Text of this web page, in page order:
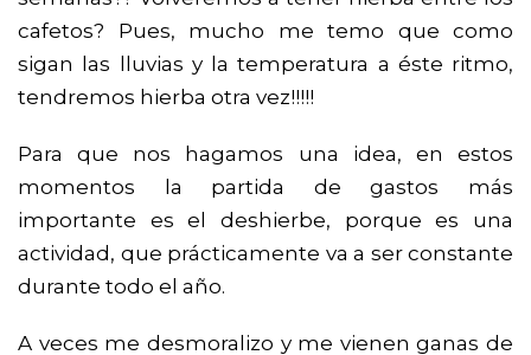
cafetos? Pues, mucho me temo que como
sigan las lluvias y la temperatura a éste ritmo,
tendremos hierba otra vez!!!!!
Para que nos hagamos una idea, en estos
momentos la partida de gastos más
importante es el deshierbe, porque es una
actividad, que prácticamente va a ser constante
durante todo el año.
A veces me desmoralizo y me vienen ganas de